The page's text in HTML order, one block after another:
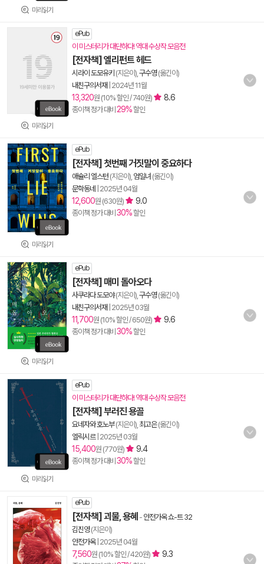
미리읽기
미리읽기
ePub
이 미스터리가 대단하다! 역대 수상작 모음전
[전자책] 엘리펀트 헤드
시라이 도모유키 (지은이), 구수영(옮긴이)
내친구의서재 2024년 11월
13,320원 (10% 할인 / 740원) 8.6
종이책 정가 대비 29%할인
미리읽기
ePub
[전자책] 첫번째 거짓말이 중요하다
애슐리 엘스턴 (지은이), 엄일녀 (옮긴이)
문학동네
2025년 04월
12,600원 (630원) 9.0
종이책 정가 대비 30%할인
미리읽기
ePub
[전자책] 매미 돌아오다
사쿠라다 도모야(지은이), 구수영(옮긴이)
내친구의서재 2025년 03월
11,700원 (10% 할인 / 650원) 9.6
종이책 정가 대비 30%할인
미리읽기
ePub
이 미스터리가 대단하다! 역대 수상작 모음전
[전자책] 부러진 용골
요네자와 호노부(지은이), 최고은(옮긴이)
엘릭시르| 2025년 03월
15,400원 (770원) 9.4
종이책 정가 대비 30%할인
ePub
[전자책] 괴물, 용혜 - 안전가옥 쇼-트 32
김진영(지은이)
안전가옥| 2025년 04월
7,560원 (10% 할인 / 420원) 9.3